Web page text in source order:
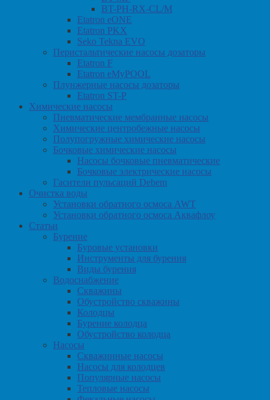
BT-PH-RX-CL/M
Etatron eONE
Etatron PKX
Seko Tekna EVO
Перистальтические насосы дозаторы
Etatron F
Etatron eMyPOOL
Плунжерные насосы дозаторы
Etatron ST-P
Химические насосы
Пневматические мембранные насосы
Химические центробежные насосы
Полупогружные химические насосы
Бочковые химические насосы
Насосы бочковые пневматические
Бочковые электрические насосы
Гасители пульсаций Debem
Очистка воды
Установки обратного осмоса AWT
Установки обратного осмоса Аквафлоу
Статьи
Бурение
Буровые установки
Инструменты для бурения
Виды бурения
Водоснабжение
Скважины
Обустройство скважины
Колодцы
Бурение колодца
Обустройство колодца
Насосы
Скважинные насосы
Насосы для колодцев
Популярные насосы
Тепловые насосы